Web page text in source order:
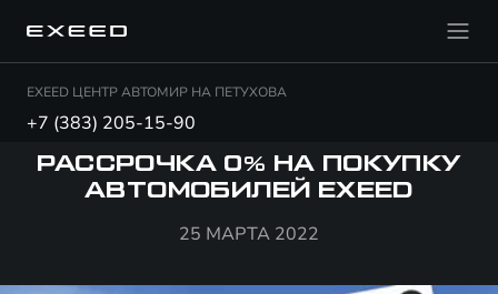
EXEED ЦЕНТР АВТОМИР НА ПЕТУХОВА
+7 (383) 205-15-90
РАССРОЧКА 0% НА ПОКУПКУ
АВТОМОБИЛЕЙ EXEED
25 МАРТА 2022